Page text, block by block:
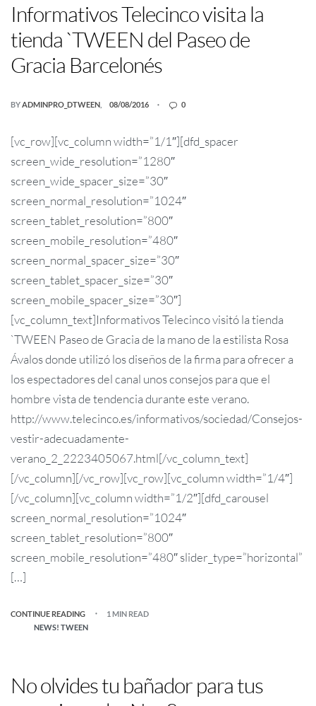
Informativos Telecinco visita la
tienda `TWEEN del Paseo de
Gracia Barcelonés
BYADMINPRO_DTWEEN 08/08/2016 0
[vc_row][vc_column width=”1/1″][dfd_spacer
screen_wide_resolution=”1280″
screen_wide_spacer_size=”30″
screen_normal_resolution=”1024″
screen_tablet_resolution=”800″
screen_mobile_resolution=”480″
screen_normal_spacer_size=”30″
screen_tablet_spacer_size=”30″
screen_mobile_spacer_size=”30″]
[vc_column_text]Informativos Telecinco visitó la tienda
`TWEEN Paseo de Gracia de la mano de la estilista Rosa
Ávalos donde utilizó los diseños de la firma para ofrecer a
los espectadores del canal unos consejos para que el
hombre vista de tendencia durante este verano.
http://www.telecinco.es/informativos/sociedad/Consejos-
vestir-adecuadamente-
verano_2_2223405067.html[/vc_column_text]
[/vc_column][/vc_row][vc_row][vc_column width=”1/4″]
[/vc_column][vc_column width=”1/2″][dfd_carousel
screen_normal_resolution=”1024″
screen_tablet_resolution=”800″
screen_mobile_resolution=”480″ slider_type=”horizontal”
[…]
CONTINUE READING
1 MIN READ
NEWS! TWEEN
No olvides tu bañador para tus